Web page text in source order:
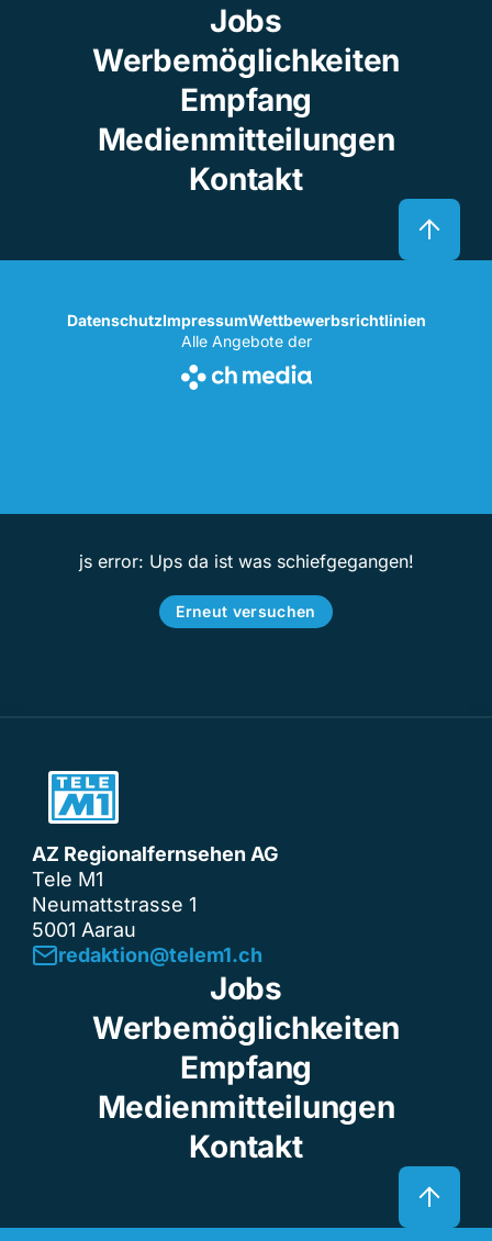
Jobs
Werbemöglichkeiten
Empfang
Medienmitteilungen
Kontakt
DatenschutzImpressumWettbewerbsrichtlinien
Alle Angebote der
js error: Ups da ist was schiefgegangen!
Erneut versuchen
AZ Regionalfernsehen AG
Tele M1
Neumattstrasse 1
5001 Aarau
redaktion@telem1.ch
Jobs
Werbemöglichkeiten
Empfang
Medienmitteilungen
Kontakt